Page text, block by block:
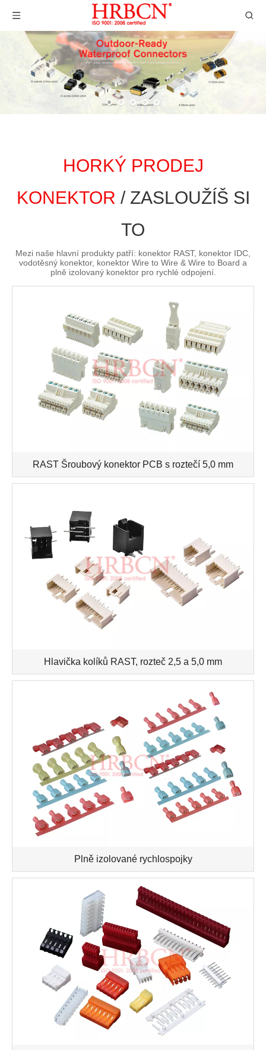
HORKÝ PRODEJ
KONEKTOR / ZASLOUŽÍŠ SI
TO
Mezi naše hlavní produkty patří: konektor RAST, konektor IDC,
vodotěsný konektor, konektor Wire to Wire & Wire to Board a
plně izolovaný konektor pro rychlé odpojení.
RAST Šroubový konektor PCB s roztečí 5,0 mm
Hlavička kolíků RAST, rozteč 2,5 a 5,0 mm
Plně izolované rychlospojky